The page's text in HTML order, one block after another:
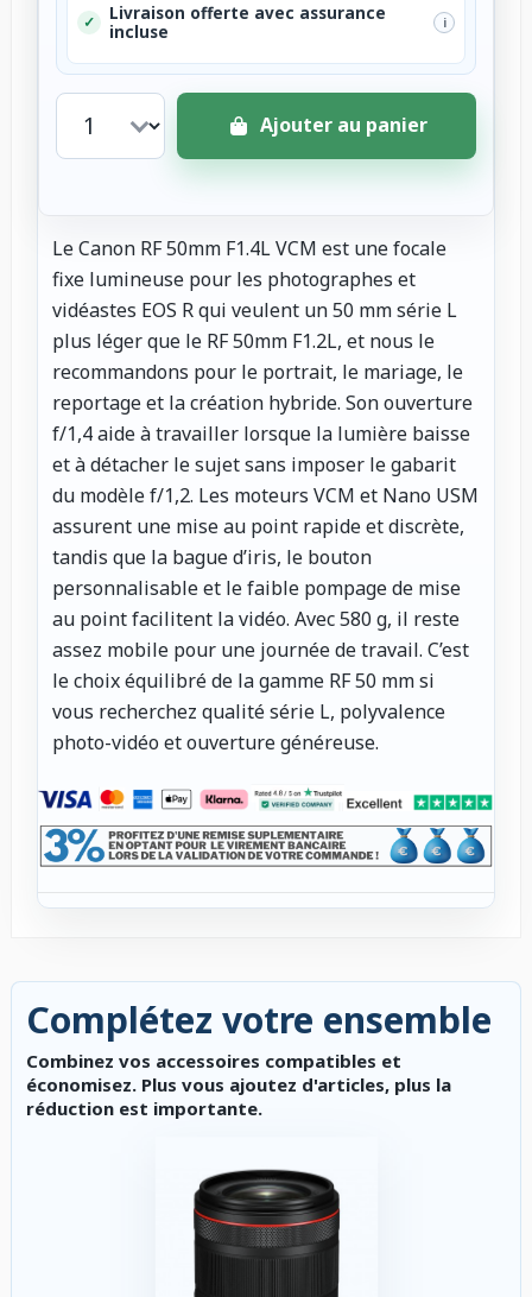
✓
Livraison offerte avec assurance
incluse
i
Ajouter au panier
Le Canon RF 50mm F1.4L VCM est une focale
fixe lumineuse pour les photographes et
vidéastes EOS R qui veulent un 50 mm série L
plus léger que le RF 50mm F1.2L, et nous le
recommandons pour le portrait, le mariage, le
reportage et la création hybride. Son ouverture
f/1,4 aide à travailler lorsque la lumière baisse
et à détacher le sujet sans imposer le gabarit
du modèle f/1,2. Les moteurs VCM et Nano USM
assurent une mise au point rapide et discrète,
tandis que la bague d’iris, le bouton
personnalisable et le faible pompage de mise
au point facilitent la vidéo. Avec 580 g, il reste
assez mobile pour une journée de travail. C’est
le choix équilibré de la gamme RF 50 mm si
vous recherchez qualité série L, polyvalence
photo-vidéo et ouverture généreuse.
Complétez votre ensemble
Combinez vos accessoires compatibles et
économisez. Plus vous ajoutez d'articles, plus la
réduction est importante.